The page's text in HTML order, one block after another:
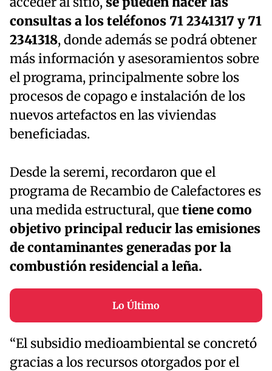
consultas a los teléfonos 71 2341317 y 71
2341318, donde además se podrá obtener
más información y asesoramientos sobre
el programa, principalmente sobre los
procesos de copago e instalación de los
nuevos artefactos en las viviendas
beneficiadas.
Desde la seremi, recordaron que el
programa de Recambio de Calefactores es
una medida estructural, quetiene como
objetivo principal reducir las emisiones
de contaminantes generadas por la
combustión residencial a leña.
Lo Último
“El subsidio medioambiental se concretó
gracias a los recursos otorgados por el